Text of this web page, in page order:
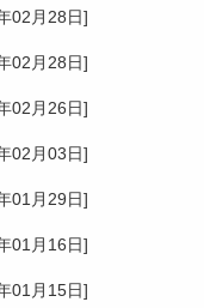
02月28日]
02月28日]
02月26日]
02月03日]
01月29日]
01月16日]
01月15日]